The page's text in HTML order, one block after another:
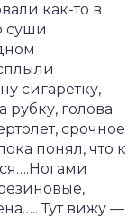
как-то в
суши
сигаретку,
рубку, голова
срочное
понял, что к
Тут вижу —